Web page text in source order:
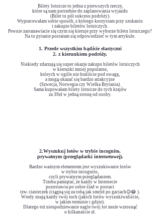
Bilety lotnicze to jedna z pierwszych rzeczy,
które są nam potrzebne do zaplanowania wyjazdu
(Bilet to pół sukcesu podróży).
Wypracowałam sobie sposób, z którego korzystam przy szukaniu
i zakupie biletów lotniczych.
Pewnie zastanawiacie się czym się kieruje przy wyborze biletu lotniczego?
Na to pytanie postaram się odpowiedzieć w tym artykule.
Przede wszystkim bądźcie elastyczni
z kierunkiem podróży.
Niekiedy zdarzają się super okazje zakupu biletów lotniczych
w kierunki mniej popularne,
których w ogóle nie braliście pod uwagę,
a mogą okazać się bardzo atrakcyjne
(Szwecja, Norwegia czy Wielka Brytania).
Sama kupowałam bilety lotnicze do tych krajów
za 39zł w jedną stronę od osoby.
2.Wyszukuj lotów w trybie incognito,
prywatnym (przeglądarki internetowej).
Bardzo ważnym elementem jest wyszukiwanie lotów
w trybie incognito,
czyli prywatnym przeglądaniem.
Trzeba pamiętać, że każdy w Internecie
pozostawia po sobie ślad w postaci
tzw. ciasteczek (ciągną się za tobą jak smród po gaciach😉😂 ).
Wtedy znają każdy twój ruch (jakich lotów wyszukiwaliście,
w jakim terminie i gdzie).
Dlatego też niespodziewanie nagle twój lot może wzrosnąć
o kilkanaście zł.